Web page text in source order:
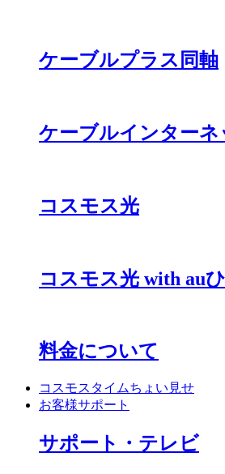
ケーブルプラス同軸
ケーブルインターネ
コスモス光
コスモス光 with au
料金について
コスモスタイムちょい見せ
お客様サポート
サポート・テレビ